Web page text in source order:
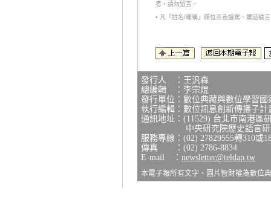
者，請勿留言。
• 凡「姓名/暱稱」欄位涉及謾罵、髒話穢
發行人 ：王汎森
總編輯 ：李宗焜
發行單位：數位典藏與數位學習
執行編輯：數位訊息創新傳播子計
通訊地址：(11529) 台北市南港區
中央研究院歷史語言研究
服務專線：(02) 27829555轉310或
傳真 ：(02) 2786-8834
E-mail ： newsletter@teldap.tw
本電子報所有文字、圖片智財權為數位